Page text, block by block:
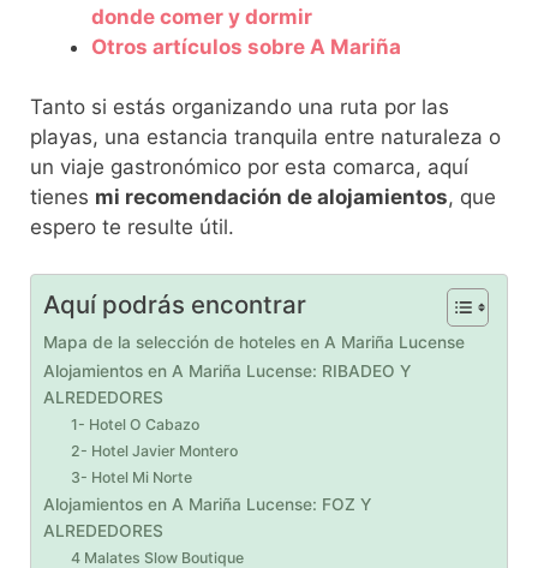
donde comer y dormir
Otros artículos sobre A Mariña
Tanto si estás organizando una ruta por las
playas, una estancia tranquila entre naturaleza o
un viaje gastronómico por esta comarca, aquí
tienes mi recomendación de alojamientos, que
espero te resulte útil.
Aquí podrás encontrar
Mapa de la selección de hoteles en A Mariña Lucense
Alojamientos en A Mariña Lucense: RIBADEO Y
ALREDEDORES
1- Hotel O Cabazo
2- Hotel Javier Montero
3- Hotel Mi Norte
Alojamientos en A Mariña Lucense: FOZ Y
ALREDEDORES
4 Malates Slow Boutique